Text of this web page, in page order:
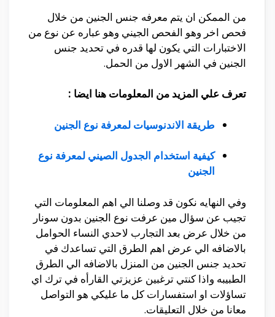
من الممكن ان يتم معرفه جنس الجنين من خلال
فحص اخر وهو الفحص الجيني وهو عباره عن نوع من
الاختبارات التي يكون لها قدره في تحديد جنس
الجنين في الشهر الاول من الحمل.
تعرف علي المزيد من المعلومات هنا ايضا :
طريقة الاندنوسيات لمعرفة نوع الجنين
كيفية استخدام الجدول الصيني لمعرفة نوع
الجنين
وفي النهايه نكون قد وصلنا الي اهم المعلومات التي
تجيب عن سؤال مين عرفت نوع الجنين بدون سونار
من خلال عرض بعد التجارب لاحدي النساء الحوامل
بالاضافه الي عرض اهم الطرق التي تساعدك في
تحديد جنس الجنين من المنزل بالاضافه الي الطرق
الطبيبه واذا كنتي ترغبين عزيزتي القارأه في ترك اي
تساؤلات او استفسارات كل ما عليكي هو التواصل
معانا من خلال التعليقات.